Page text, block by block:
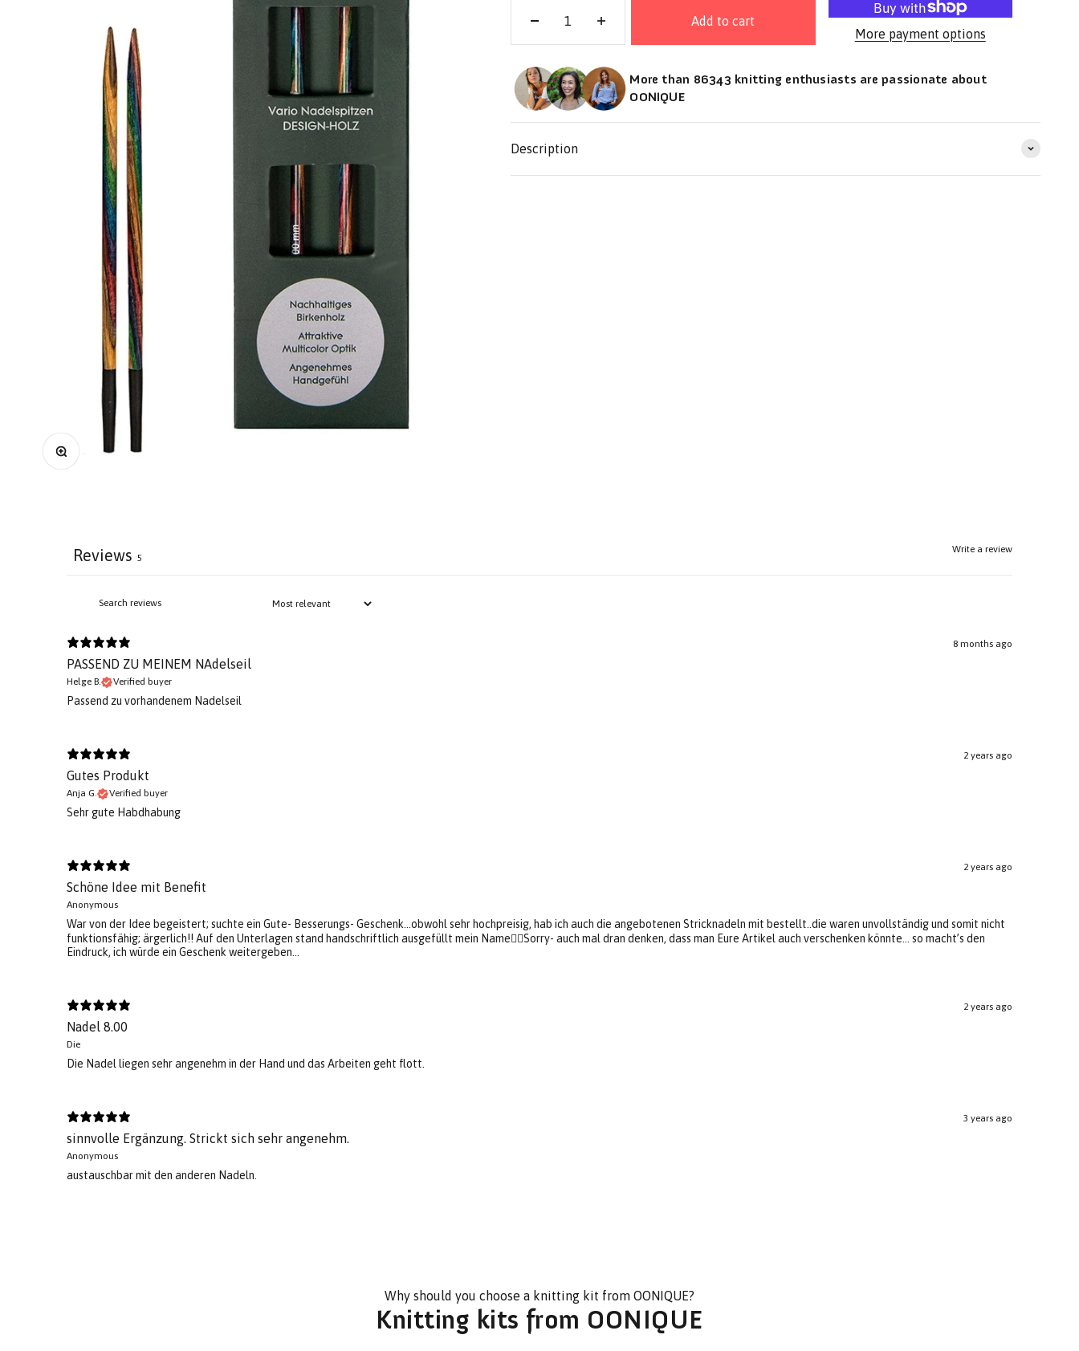
Zoom
Add to cart
More payment options
More than 86343 knitting enthusiasts are passionate about
OONIQUE
Description
Write a review
Reviews 5
8 months ago
PASSEND ZU MEINEM NAdelseil
Helge B. Verified buyer
Passend zu vorhandenem Nadelseil
2 years ago
Gutes Produkt
Anja G. Verified buyer
Sehr gute Habdhabung
2 years ago
Schöne Idee mit Benefit
Anonymous
War von der Idee begeistert; suchte ein Gute- Besserungs- Geschenk…obwohl sehr hochpreisig, hab ich auch die angebotenen Stricknadeln mit bestellt..die waren unvollständig und somit nicht
funktionsfähig; ärgerlich!! Auf den Unterlagen stand handschriftlich ausgefüllt mein Name🤦‍♀️Sorry- auch mal dran denken, dass man Eure Artikel auch verschenken könnte… so macht’s den
Eindruck, ich würde ein Geschenk weitergeben…
2 years ago
Nadel 8.00
Die
Die Nadel liegen sehr angenehm in der Hand und das Arbeiten geht flott.
3 years ago
sinnvolle Ergänzung. Strickt sich sehr angenehm.
Anonymous
austauschbar mit den anderen Nadeln.
Why should you choose a knitting kit from OONIQUE?
Knitting kits from OONIQUE